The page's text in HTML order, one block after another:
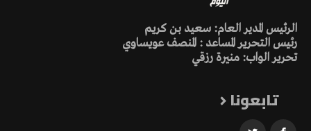
الرئيس المدير العام: سعيد بن كريم
رئيس التحرير المساعد : المنصف عويساوي
تحرير الواب: منيرة رزقي
تابعونا